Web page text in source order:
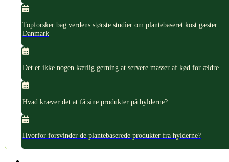
Topforsker bag verdens største studier om plantebaseret kost gæster
Danmark
Det er ikke nogen kærlig gerning at servere masser af kød for ældre
Hvad kræver det at få sine produkter på hylderne?
Hvorfor forsvinder de plantebaserede produkter fra hylderne?